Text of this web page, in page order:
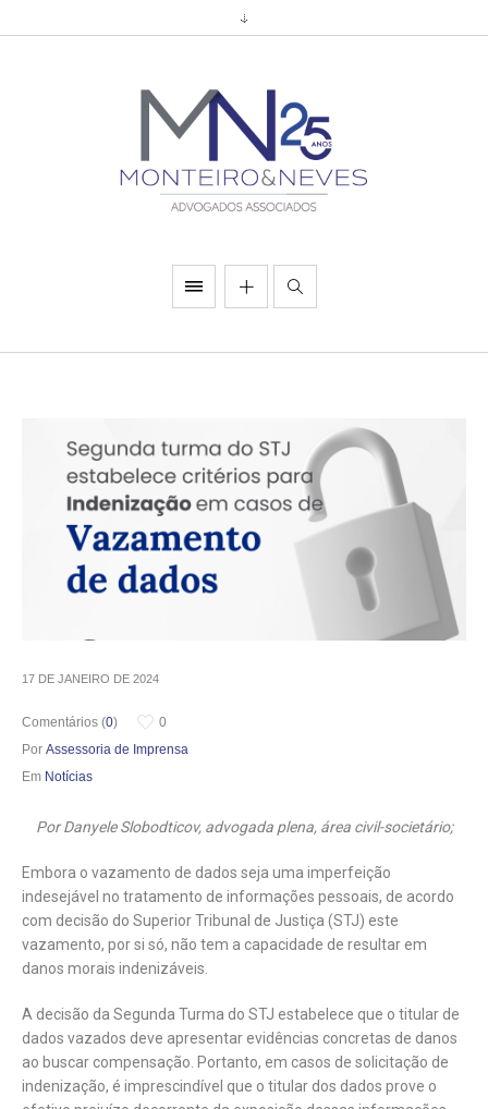
17 DE JANEIRO DE 2024
Comentários (0)
0
Por Assessoria de Imprensa
Em Notícias
Por Danyele Slobodticov, advogada plena, área civil-societário;
Embora o vazamento de dados seja uma imperfeição
indesejável no tratamento de informações pessoais, de acordo
com decisão do Superior Tribunal de Justiça (STJ) este
vazamento, por si só, não tem a capacidade de resultar em
danos morais indenizáveis.
A decisão da Segunda Turma do STJ estabelece que o titular de
dados vazados deve apresentar evidências concretas de danos
ao buscar compensação. Portanto, em casos de solicitação de
indenização, é imprescindível que o titular dos dados prove o